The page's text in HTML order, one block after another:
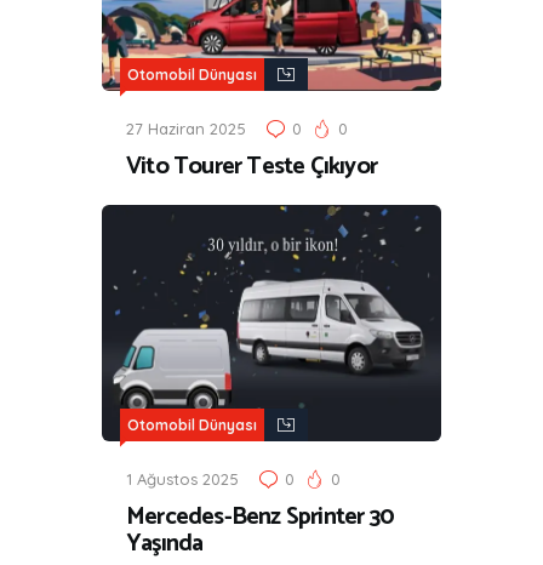
Otomobil Dünyası
27 Haziran 2025 0 0
Vito Tourer Teste Çıkıyor
Otomobil Dünyası
1 Ağustos 2025 0 0
Mercedes-Benz Sprinter 30
Yaşında